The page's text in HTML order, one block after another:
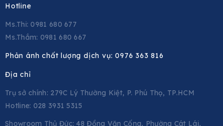
Hotline
Ms.Thi: 0981 680 677
Ms.Thắm: 0981 680 667
Phản ánh chất lượng dịch vụ:0976 363 816
Địa chỉ
Trụ sở chính: 279C Lý Thường Kiệt, P. Phú Thọ, TP.HCM
Hotline: 028 3931 5315
Showroom Thủ Đức: 48 Đồng Văn Cống, Phường Cát Lái,